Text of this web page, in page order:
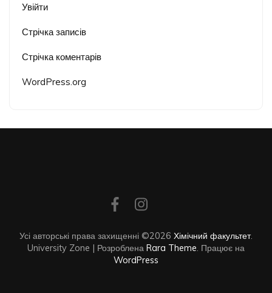
Увійти
Стрічка записів
Стрічка коментарів
WordPress.org
Усі авторські права захищенні ©2026 Хімічний факультет.
University Zone | Розроблена Rara Theme. Працює на
WordPress